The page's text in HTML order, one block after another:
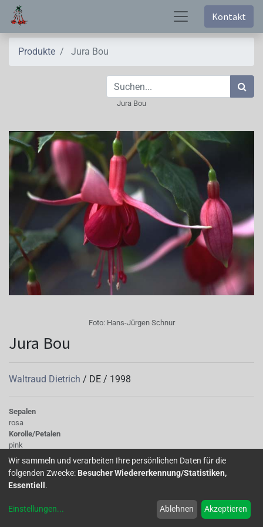
Kontakt
Produkte Jura Bou
Jura Bou
Foto: Hans-Jürgen Schnur
Jura Bou
Waltraud Dietrich / DE / 1998
Sepalen
rosa
Korolle/Petalen
pink
Knospe/Blüte
gefüllt, gross
Wuchs
stehend
Wir sammeln und verarbeiten Ihre persönlichen Daten für die
folgenden Zwecke: Besucher Wiedererkennung/Statistiken,
Essentiell .
Einstellungen... Ablehnen Akzeptieren